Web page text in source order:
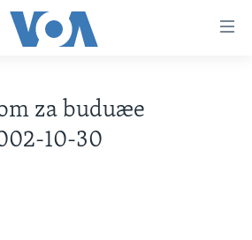
za buduæe
10-30